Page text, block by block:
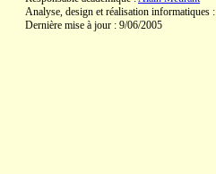
Analyse, design et réalisation informatiques :
Dernière mise à jour : 9/06/2005